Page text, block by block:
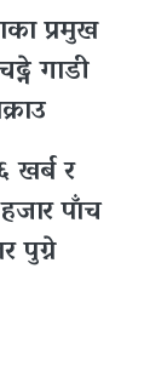
प्रमुख
गाडी
खर्ब र
पाँच
पुग्ने